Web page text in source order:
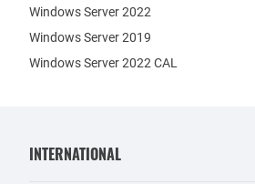
Windows Server 2022
Windows Server 2019
Windows Server 2022 CAL
INTERNATIONAL